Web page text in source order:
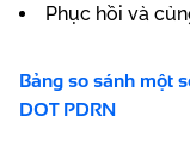
Phục hồi và
Bảng so sánh một
DOT PDRN